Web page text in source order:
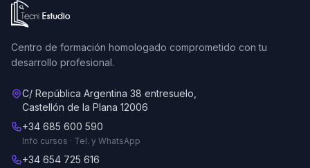
Ir a la página de inicio de Tecni Estudio
Centro de formación homologado comprometido con tu
desarrollo profesional.
C/ República Argentina 38 entresuelo,
Castellón de la Plana 12006
+34 685 600 590
Info cursos · Tel. y WhatsApp
+34 654 725 616